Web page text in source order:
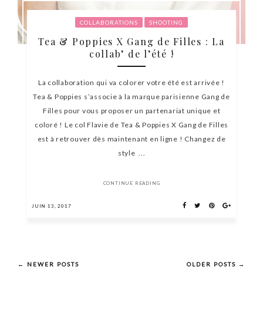
COLLABORATIONS SHOOTING
Tea & Poppies X Gang de Filles : La
collab’ de l’été !
La collaboration qui va colorer votre été est arrivée !
Tea & Poppies s’associe à la marque parisienne Gang de
Filles pour vous proposer un partenariat unique et
coloré ! Le col Flavie de Tea & Poppies X Gang de Filles
est à retrouver dès maintenant en ligne ! Changez de
style ...
CONTINUE READING
JUIN 13, 2017
OLDER POSTS →
← NEWER POSTS